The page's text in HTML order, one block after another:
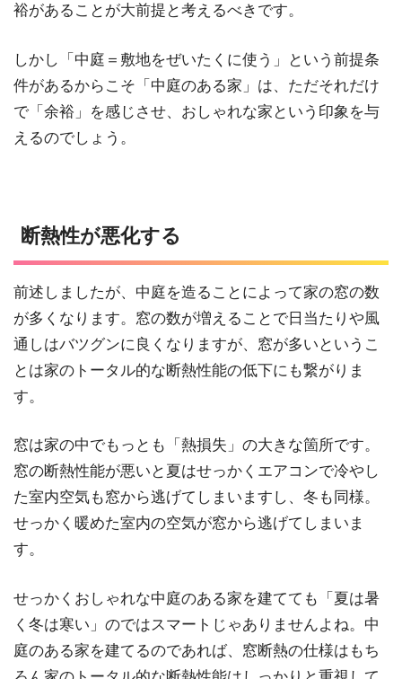
裕があることが大前提と考えるべきです。
しかし「中庭＝敷地をぜいたくに使う」という前提条
件があるからこそ「中庭のある家」は、ただそれだけ
で「余裕」を感じさせ、おしゃれな家という印象を与
えるのでしょう。
断熱性が悪化する
前述しましたが、中庭を造ることによって家の窓の数
が多くなります。窓の数が増えることで日当たりや風
通しはバツグンに良くなりますが、窓が多いというこ
とは家のトータル的な断熱性能の低下にも繋がりま
す。
窓は家の中でもっとも「熱損失」の大きな箇所です。
窓の断熱性能が悪いと夏はせっかくエアコンで冷やし
た室内空気も窓から逃げてしまいますし、冬も同様。
せっかく暖めた室内の空気が窓から逃げてしまいま
す。
せっかくおしゃれな中庭のある家を建てても「夏は暑
く冬は寒い」のではスマートじゃありませんよね。中
庭のある家を建てるのであれば、窓断熱の仕様はもち